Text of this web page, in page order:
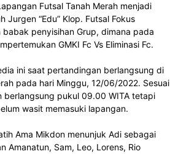
Futsal Tanah Merah menjadi
Jurgen “Edu” Klop. Futsal Fokus
babak penyisihan Grup, dimana pada
GMKI Fc Vs Eliminasi Fc.
ini saat pertandingan berlangsung di
pada hari Minggu, 12/06/2022. Sesuai
berlangsung pukul 09.00 WITA tetapi
wasit memasuki lapangan.
Ama Mikdon menunjuk Adi sebagai
Amanatun, Sam, Leo, Lorens, Rio